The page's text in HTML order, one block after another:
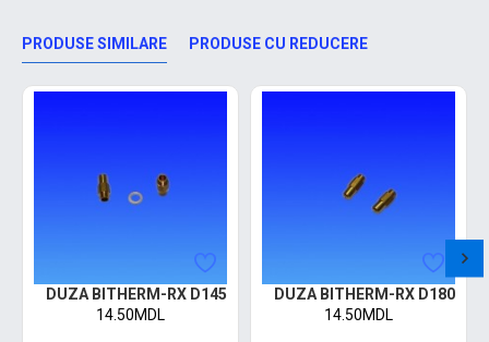
PRODUSE SIMILARE PRODUSE CU REDUCERE
DUZA BITHERM-RX D145
14.50MDL
DUZA BITHERM-RX D180
14.50MDL